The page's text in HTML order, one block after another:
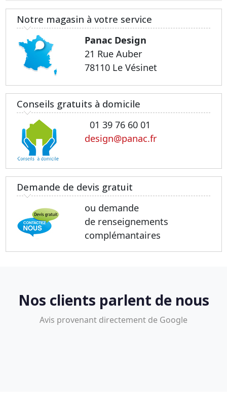
Notre magasin à votre service
Panac Design
21 Rue Auber
78110 Le Vésinet
Conseils gratuits à domicile
01 39 76 60 01
design@panac.fr
Demande de devis gratuit
ou demande
de renseignements
complémantaires
Nos clients parlent de nous
Avis provenant directement de Google